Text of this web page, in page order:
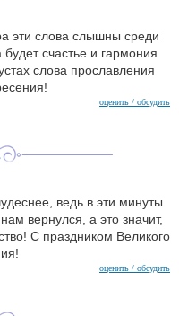
эти слова слышны среди
счастье и гармония
слова прославления
оценить / обсудить
ведь в эти минуты
вернулся, а это значит,
С праздником Великого
оценить / обсудить